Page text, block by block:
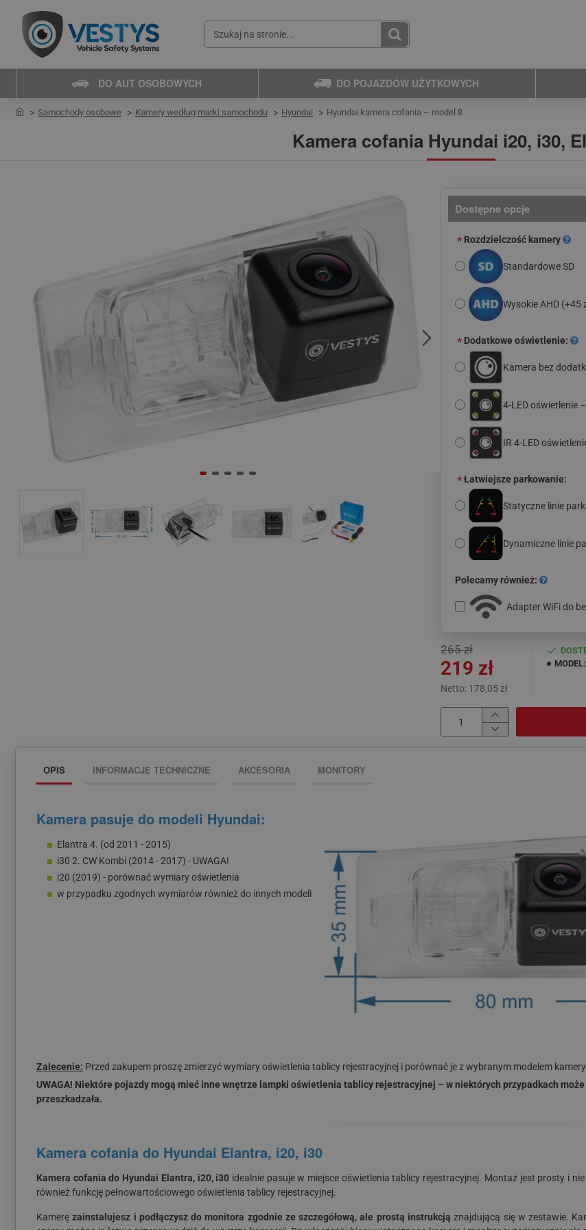
Szukaj
stronie...
DO AUT OSOBOWYCH DO POJAZDÓW UŻYTKOWYCH
Kamera cofania Hyundai i20, i30,
homeSamochody osobowe Kamery według marki samochodu Hyundai Hyundai kamera cofania – model 8
219 zł
265 zł
Netto: 178,05 zł
MODEL:
Dostępne opcje
Rozdzielczość kamery
Standardowe SD
Wysokie AHD (+45
Dodatkowe oświetlenie:
Kamera bez
4-LED oświetlenie
IR 4-LED
Łatwiejsze parkowanie:
Statyczne linie
Dynamiczne linie
Polecamy również:
Adapter WiFi do
OPIS INFORMACJE TECHNICZNE AKCESORIA MONITORY
Kamera pasuje do modeli Hyundai:
Elantra 4. (od 2011 - 2015)
i30 2. CW Kombi (2014 - 2017) - UWAGA!
i20 (2019) - porównać wymiary oświetlenia
w przypadku zgodnych wymiarów również do innych modeli
Zalecenie: Przed zakupem proszę zmierzyć wymiary oświetlenia tablicy rejestracyjnej i porównać je z wybranym modelem
UWAGA! Niektóre pojazdy mogą mieć inne wnętrze lampki oświetlenia tablicy rejestracyjnej – w niektórych przypadkach
przeszkadzała.
Kamera cofania do Hyundai Elantra, i20, i30
Kamera cofania do Hyundai Elantra, i20, i30 idealnie pasuje w miejsce oświetlenia tablicy rejestracyjnej. Montaż jest prosty i
również funkcję pełnowartościowego oświetlenia tablicy rejestracyjnej.
Kameręzainstalujesz i podłączysz do monitora zgodnie ze szczegółową, ale prostą instrukcją znajdującą się w zestawie.